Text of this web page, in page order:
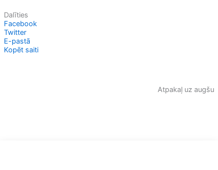
Dalīties
Facebook
Twitter
E-pastā
Kopēt saiti
Atpakaļ uz augšu